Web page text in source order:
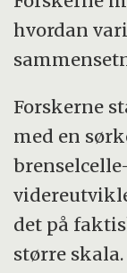
hvordan
Forskerne
med en
det på
større skala.